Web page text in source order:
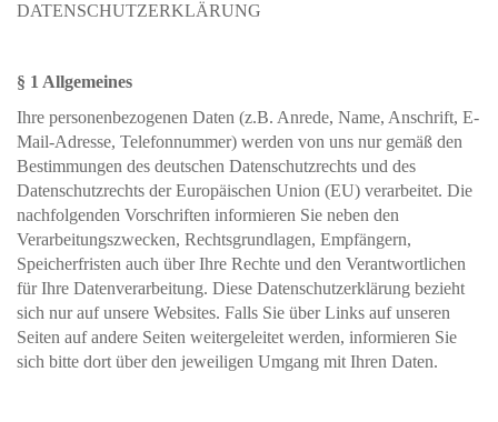
DATENSCHUTZERKLÄRUNG
§ 1 Allgemeines
Ihre personenbezogenen Daten (z.B. Anrede, Name, Anschrift, E-
Mail-Adresse, Telefonnummer) werden von uns nur gemäß den
Bestimmungen des deutschen Datenschutzrechts und des
Datenschutzrechts der Europäischen Union (EU) verarbeitet. Die
nachfolgenden Vorschriften informieren Sie neben den
Verarbeitungszwecken, Rechtsgrundlagen, Empfängern,
Speicherfristen auch über Ihre Rechte und den Verantwortlichen
für Ihre Datenverarbeitung. Diese Datenschutzerklärung bezieht
sich nur auf unsere Websites. Falls Sie über Links auf unseren
Seiten auf andere Seiten weitergeleitet werden, informieren Sie
sich bitte dort über den jeweiligen Umgang mit Ihren Daten.